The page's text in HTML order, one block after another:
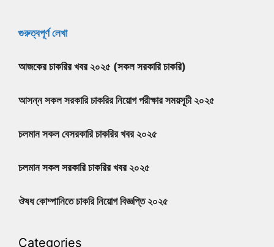
গুরুত্বপূর্ণ লেখা
আজকের চাকরির খবর ২০২৫ (সকল সরকারি চাকরি)
আসন্ন সকল সরকারি চাকরির নিয়োগ পরীক্ষার সময়সূচী ২০২৫
চলমান সকল বেসরকারি চাকরির খবর ২০২৫
চলমান সকল সরকারি চাকরির খবর ২০২৫
ঔষধ কোম্পানিতে চাকরি নিয়োগ বিজ্ঞপ্তি ২০২৫
Categories